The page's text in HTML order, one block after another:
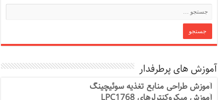
آموزش های پرطرفدار
آموزش طراحی منابع تغذیه سوئیچینگ